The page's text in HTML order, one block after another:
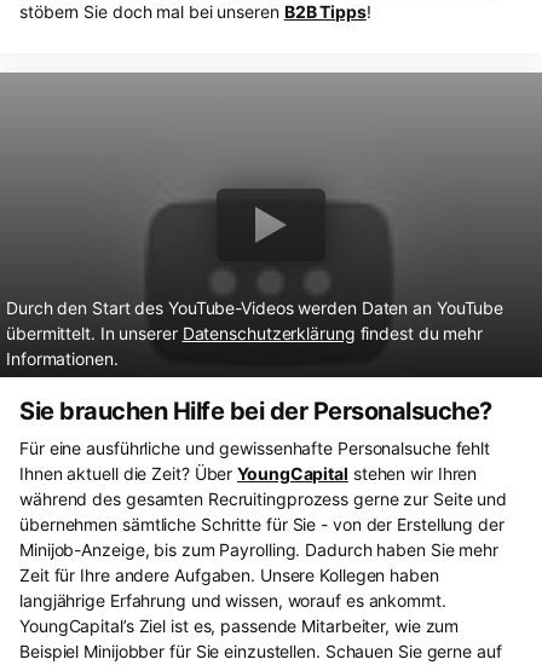
stöbern Sie doch mal bei unseren B2B Tipps!
Sie brauchen Hilfe bei der Personalsuche?
Für eine ausführliche und gewissenhafte Personalsuche fehlt
Ihnen aktuell die Zeit? ÜberYoungCapital stehen wir Ihren
während des gesamten Recruitingprozess gerne zur Seite und
übernehmen sämtliche Schritte für Sie - von der Erstellung der
Minijob-Anzeige, bis zum Payrolling. Dadurch haben Sie mehr
Zeit für Ihre andere Aufgaben. Unsere Kollegen haben
langjährige Erfahrung und wissen, worauf es ankommt.
YoungCapital’s Ziel ist es, passende Mitarbeiter, wie zum
Beispiel Minijobber für Sie einzustellen. Schauen Sie gerne auf
Durch den Start des YouTube-Videos werden Daten an YouTube
übermittelt. In unserer Datenschutzerklärung findest du mehr
Informationen.